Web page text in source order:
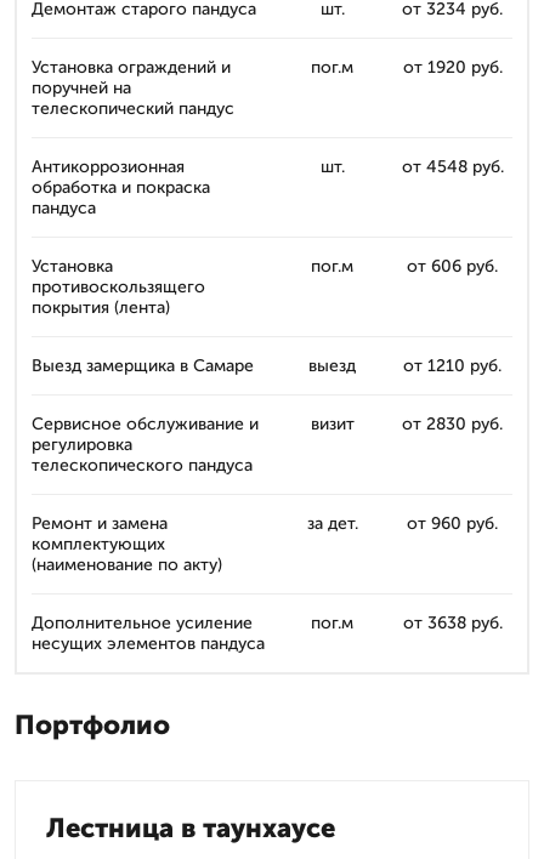
Демонтаж старого пандуса шт. от 3234 руб.
Установка ограждений и
поручней на
телескопический пандус
пог.м от 1920 руб.
Антикоррозионная
обработка и покраска
пандуса
шт. от 4548 руб.
Установка
противоскользящего
покрытия (лента)
пог.м от 606 руб.
Выезд замерщика в Самаре выезд от 1210 руб.
Сервисное обслуживание и
регулировка
телескопического пандуса
визит от 2830 руб.
Ремонт и замена
комплектующих
(наименование по акту)
за дет. от 960 руб.
Дополнительное усиление
несущих элементов пандуса
пог.м от 3638 руб.
Портфолио
Лестница в таунхаусе